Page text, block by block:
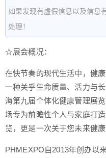
如果发现有虚假信息以及信息
处理！
☆展会概况：
在快节奏的现代生活中，健
一种关乎生命质量、活力与
海第九届个体化健康管理展
场专为前瞻性个人与家庭打
览，更是一次关于您未来健
PHMEXPO自2013年创办以